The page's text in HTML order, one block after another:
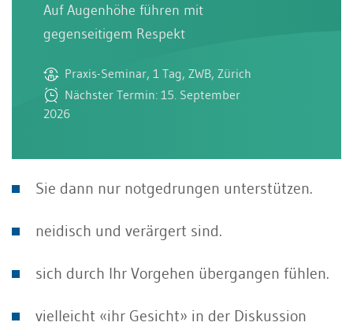
Auf Augenhöhe führen mit
gegenseitigem Respekt
Praxis-Seminar, 1 Tag, ZWB, Zürich
Nächster Termin: 15. September
2026
Sie dann nur notgedrungen unterstützen.
neidisch und verärgert sind.
sich durch Ihr Vorgehen übergangen fühlen.
vielleicht «ihr Gesicht» in der Diskussion